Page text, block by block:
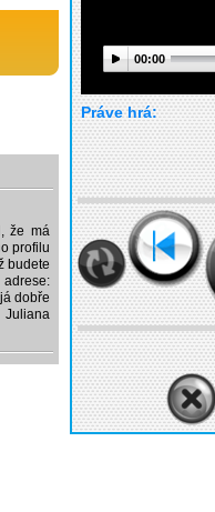
že má
profilu
budete
dobře
00:00
Práve hrá: